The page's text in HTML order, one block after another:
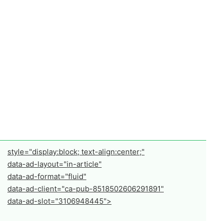
style="display:block; text-align:center;"
data-ad-layout="in-article"
data-ad-format="fluid"
data-ad-client="ca-pub-8518502606291891"
data-ad-slot="3106948445">